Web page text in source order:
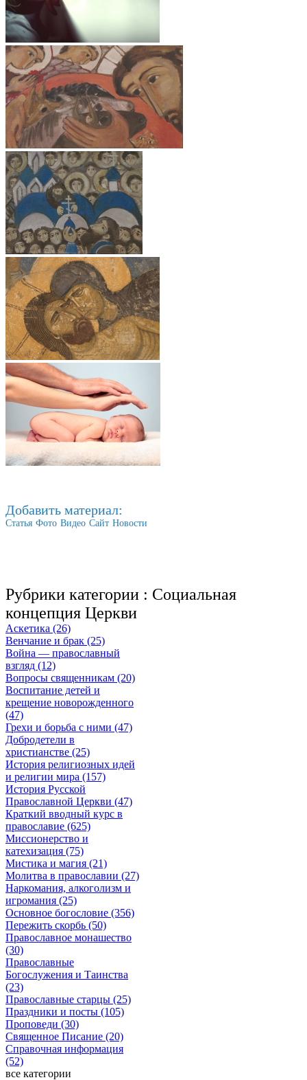
Добавить материал:
Статья Фото Видео Сайт Новости
Рубрики категории : Социальная
концепция Церкви
Аскетика (26)
Венчание и брак (25)
Война — православный
взгляд (12)
Вопросы священникам (20)
Воспитание детей и
крещение новорожденного
(47)
Грехи и борьба с ними (47)
Добродетели в
христианстве (25)
История религиозных идей
и религии мира (157)
История Русской
Православной Церкви (47)
Краткий вводный курс в
православие (625)
Миссионерство и
катехизация (75)
Мистика и магия (21)
Молитва в православии (27)
Наркомания, алкоголизм и
игромания (25)
Основное богословие (356)
Пережить скорбь (50)
Православное монашество
(30)
Православные
Богослужения и Таинства
(23)
Православные старцы (25)
Праздники и посты (105)
Проповеди (30)
Священное Писание (20)
Справочная информация
(52)
все категории